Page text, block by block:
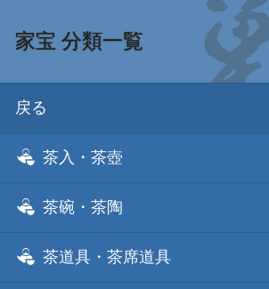
目次
武将 読み一覧
姫 読み一覧
家宝 分類一覧
家宝 分類一覧
戻る
茶入・茶壺
茶碗・茶陶
茶道具・茶席道具